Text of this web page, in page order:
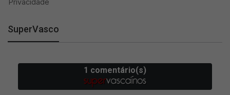
SuperVasco